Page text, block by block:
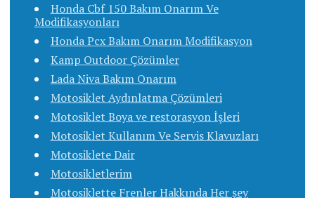
Honda Cbf 150 Bakım Onarım Ve
Modifikasyonları
Honda Pcx Bakım Onarım Modifikasyon
Kamp Outdoor Çözümler
Lada Niva Bakım Onarım
Motosiklet Aydınlatma Çözümleri
Motosiklet Boya ve restorasyon İşleri
Motosiklet Kullanım Ve Servis Klavuzları
Motosiklete Dair
Motosikletlerim
Motosiklette Frenler Hakkında Her şey